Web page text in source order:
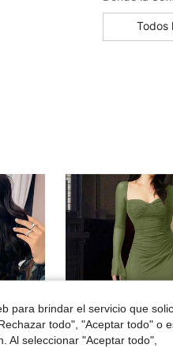
4.87
4.87
4.87
Todos
para brindar el servicio que
todo", "Aceptar todo" o
Al seleccionar "Aceptar todo",